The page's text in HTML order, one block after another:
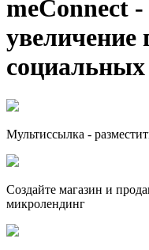
meConnect -
увеличение
социальных
Мультиссылка -
Создайте магазин и
микролендинг